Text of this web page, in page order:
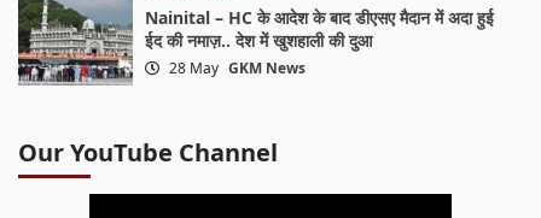
Nainital – HC के आदेश के बाद डीएसए मैदान में अदा हुई
ईद की नमाज़.. देश में खुशहाली की दुआ
28 May GKM News
Our YouTube Channel